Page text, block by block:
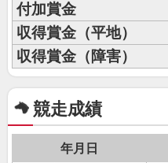
付加賞金
収得賞金（平地）
収得賞金（障害）
競走成績
年月日